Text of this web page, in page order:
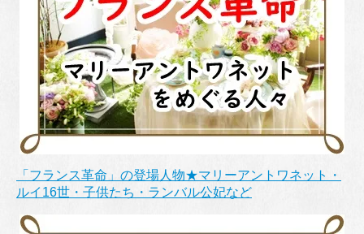
「フランス革命」の登場人物★マリーアントワネット・
ルイ16世・子供たち・ランバル公妃など